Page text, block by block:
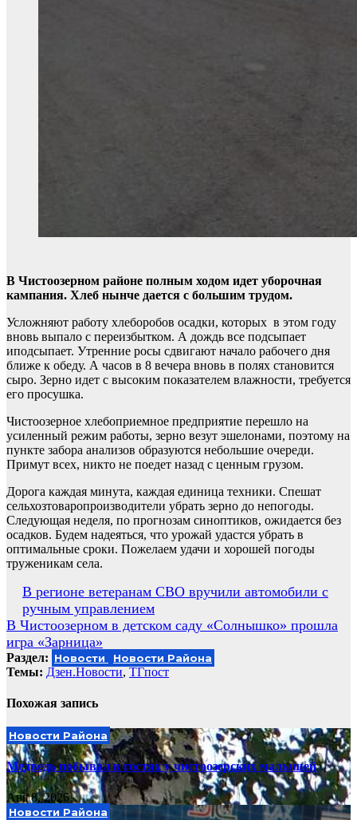
В Чистоозерном районе полным ходом идет уборочная
кампания. Хлеб нынче дается с большим трудом.
Усложняют работу хлеборобов осадки, которых в этом году
вновь выпало с переизбытком. А дождь все подсыпает
иподсыпает. Утренние росы сдвигают начало рабочего дня
ближе к обеду. А часов в 8 вечера вновь в полях становится
сыро. Зерно идет с высоким показателем влажности, требуется
его просушка.
Чистоозерное хлебоприемное предприятие перешло на
усиленный режим работы, зерно везут эшелонами, поэтому на
пункте забора анализов образуются небольшие очереди.
Примут всех, никто не поедет назад с ценным грузом.
Дорога каждая минута, каждая единица техники. Спешат
сельхозтоваропроизводители убрать зерно до непогоды.
Следующая неделя, по прогнозам синоптиков, ожидается без
осадков. Будем надеяться, что урожай удастся убрать в
оптимальные сроки. Пожелаем удачи и хорошей погоды
труженикам села.
Навигация
по
записям
В регионе ветеранам СВО вручили автомобили с
ручным управлением
В Чистоозерном в детском саду «Солнышко» прошла
игра «Зарница»
Раздел: Новости Новости Района
Темы: Дзен.Новости, ТГпост
Похожая запись
Новости Района
Медведь побывал в гостях у чистоозерских малышей
Авг 8, 2026
Новости Района